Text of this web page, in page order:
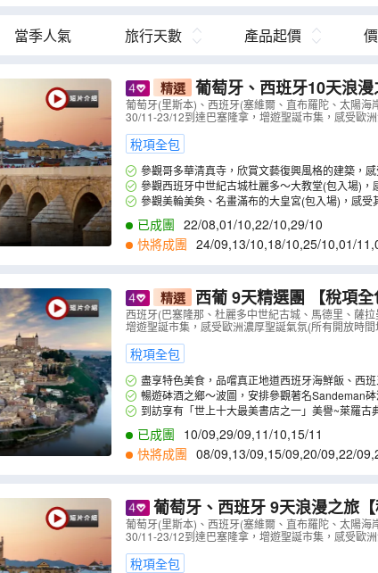
當季人氣 旅行天數 產品起價
精選 葡萄牙、西班牙10天浪
家族/杜麗多大教堂、馬德里大皇宮
明哥歌舞表演連地道晚餐、品嚐海
葡萄牙(里斯本)、西班牙(塞維爾、直布羅陀、太陽
30/11-23/12到達巴塞隆拿，增遊聖誕市集，感受歐
稅項全包
參觀哥多華清真寺，欣賞文藝復興風格的建築，
參觀西班牙中世紀古城杜麗多～大教堂(包入場)，
參觀美輪美奐、名畫滿布的大皇宮(包入場)，感受
已成團 22/08,01/10,22/10,29/10
快將成團 24/09,13/10,18/10,25/10,01/11 ,
精選 西葡 9天精選團 【稅項
藍磚/杜麗多/聖家族大教堂、萊羅
西班牙(巴塞隆那、杜麗多中世紀古城、馬德里、薩
增遊聖誕市集，感受歐洲濃厚聖誕氣氛(所有開放時
稅項全包
盡享特色美食，品嚐真正地道西班牙海鮮飯、西
暢遊砵酒之鄉～波圖，安排參觀著名Sandeman
到訪享有「世上十大最美書店之一」美譽~萊羅
樓梯、整片木製書牆及五彩玻璃的天窗，是必影的打
已成團 10/09,29/09,11/10,15/11
快將成團 08/09,13/09,15/09,20/09,22/09,
葡萄牙、西班牙 9天浪漫之旅
麗多大教堂、馬德里大皇宮、参觀
舞表演連地道晚餐、品嚐海鮮飯、
葡萄牙(里斯本)、西班牙(塞維爾、直布羅陀、太陽
30/11-23/12到達巴塞隆拿，增遊聖誕市集，感受歐
稅項全包